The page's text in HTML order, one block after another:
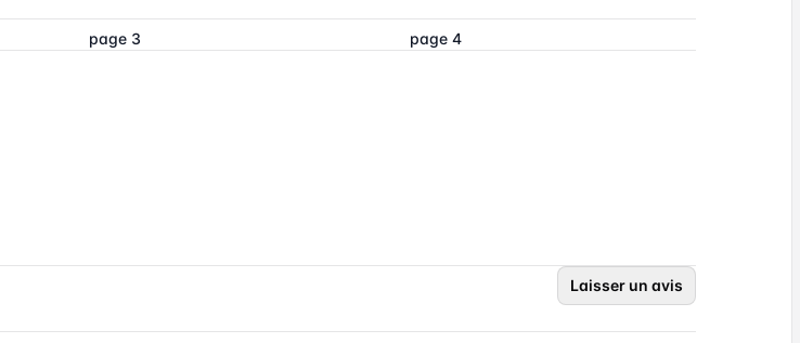
page 3 page 4
Laisser un avis